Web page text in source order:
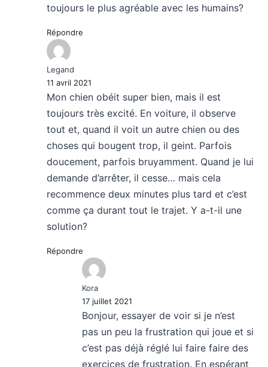
toujours le plus agréable avec les humains?
Répondre
Legand
11 avril 2021
Mon chien obéit super bien, mais il est
toujours très excité. En voiture, il observe
tout et, quand il voit un autre chien ou des
choses qui bougent trop, il geint. Parfois
doucement, parfois bruyamment. Quand je lui
demande d’arrêter, il cesse… mais cela
recommence deux minutes plus tard et c’est
comme ça durant tout le trajet. Y a-t-il une
solution?
Répondre
Kora
17 juillet 2021
Bonjour, essayer de voir si je n’est
pas un peu la frustration qui joue et si
c’est pas déjà réglé lui faire faire des
exercices de frustration. En espérant